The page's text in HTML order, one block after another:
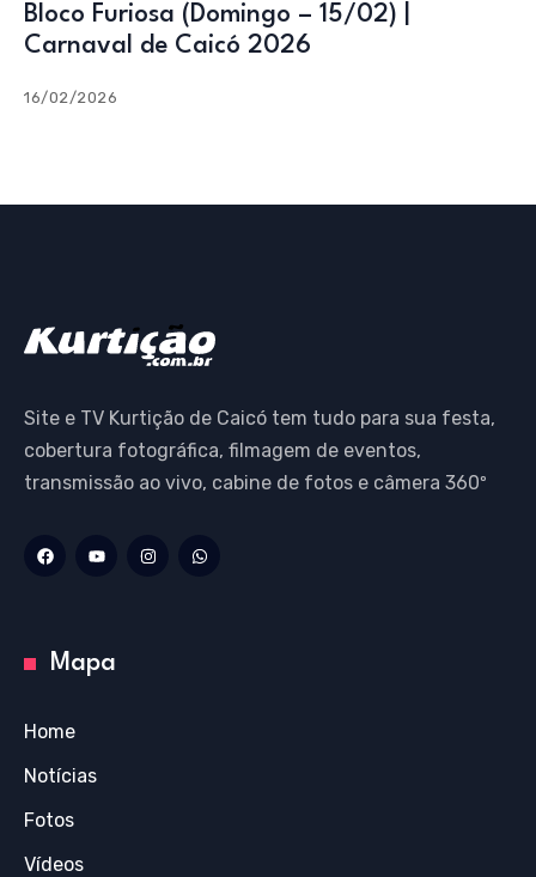
Bloco Furiosa (Domingo – 15/02) |
Carnaval de Caicó 2026
16/02/2026
Site e TV Kurtição de Caicó tem tudo para sua festa,
cobertura fotográfica, filmagem de eventos,
transmissão ao vivo, cabine de fotos e câmera 360º
Mapa
Home
Notícias
Fotos
Vídeos